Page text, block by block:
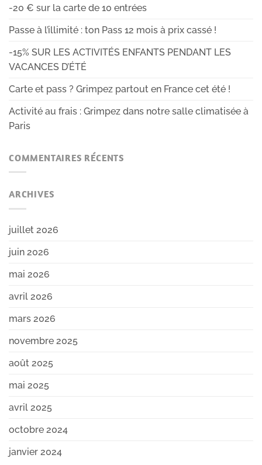
-20 € sur la carte de 10 entrées
Passe à l’illimité : ton Pass 12 mois à prix cassé !
-15% SUR LES ACTIVITÉS ENFANTS PENDANT LES
VACANCES D’ÉTÉ
Carte et pass ? Grimpez partout en France cet été !
Activité au frais : Grimpez dans notre salle climatisée à
Paris
COMMENTAIRES RÉCENTS
ARCHIVES
juillet 2026
juin 2026
mai 2026
avril 2026
mars 2026
novembre 2025
août 2025
mai 2025
avril 2025
octobre 2024
janvier 2024